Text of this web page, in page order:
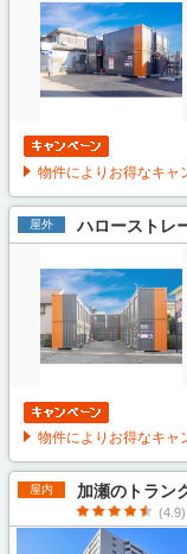
物件によりお得なキャ
屋外 ハローストレ
物件によりお得なキャ
屋内 加瀬のトラン
(4.9)